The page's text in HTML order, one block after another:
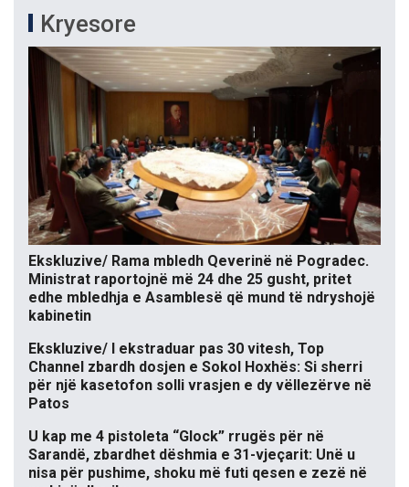
Kryesore
Ekskluzive/ Rama mbledh Qeverinë në Pogradec.
Ministrat raportojnë më 24 dhe 25 gusht, pritet
edhe mbledhja e Asamblesë që mund të ndryshojë
kabinetin
Ekskluzive/ I ekstraduar pas 30 vitesh, Top
Channel zbardh dosjen e Sokol Hoxhës: Si sherri
për një kasetofon solli vrasjen e dy vëllezërve në
Patos
U kap me 4 pistoleta “Glock” rrugës për në
Sarandë, zbardhet dëshmia e 31-vjeçarit: Unë u
nisa për pushime, shoku më futi qesen e zezë në